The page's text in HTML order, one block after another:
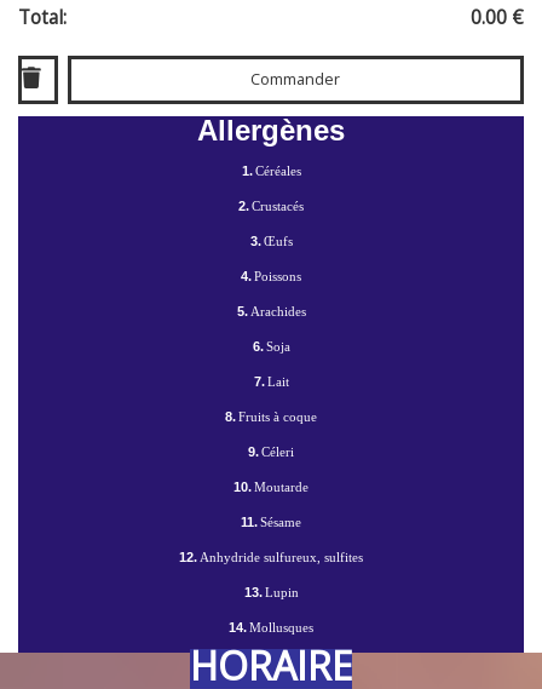
Total: 0.00 €
Commander
Allergènes
1.Céréales
2.Crustacés
3.Œufs
4.Poissons
5.Arachides
6.Soja
7.Lait
8.Fruits à coque
9.Céleri
10.Moutarde
11.Sésame
12.Anhydride sulfureux, sulfites
13.Lupin
14.Mollusques
HORAIRE